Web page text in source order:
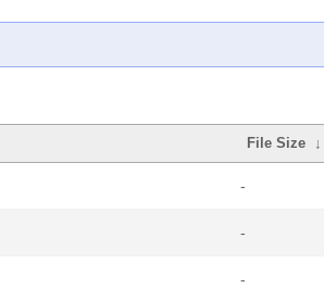
File Size ↓
-
-
-